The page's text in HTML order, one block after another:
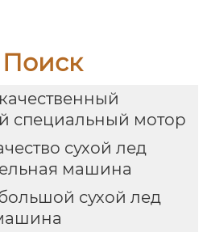
Поиск
специальный мотор
сухой лед
машина
сухой лед